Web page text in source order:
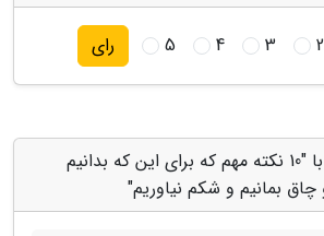
2
3
4
5 رای
دیدگاه های مرتبط با "10 نکته مهم که برای این که بدانیم
بمانیم و شکم نیاوریم"